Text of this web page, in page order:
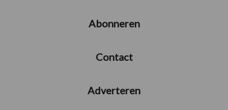
Abonneren
Contact
Adverteren